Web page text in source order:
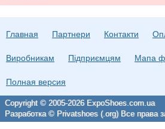
Главная Партнери Контакти
Виробникам Підприємцям Мапа
Полная версия
Copyright © 2005-2026 ExpoShoes.com.ua
Разработка © Privatshoes (.org) Все права